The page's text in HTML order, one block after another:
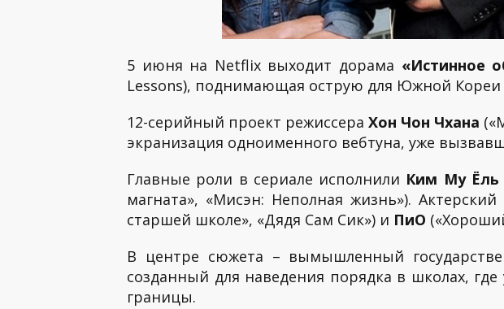
5 июня на Netflix выходит дорама «Истинное
Lessons), поднимающая острую для Южной Кореи
12-серийный проект режиссера Хон Чон Чхана
экранизация одноименного вебтуна, уже
Главные роли в сериале исполнили Ким Му Ёль
магната», «Мисэн: Неполная жизнь»).
старшей школе», «Дядя Сам Сик») и ПиО
В центре сюжета – вымышленный
созданный для наведения порядка в школах,
границы.